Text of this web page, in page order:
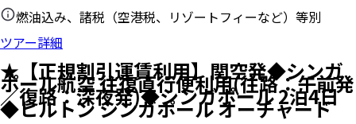
燃油込み、諸税（空港税、リゾートフィーなど）等別
ツアー詳細
★【正規割引運賃利用】関空発◆シンガ
ポール航空 往復直行便利用(往路：午前発
／復路：深夜発)◆シンガポール 2泊4日
◆ヒルトン シンガポール オーチャード